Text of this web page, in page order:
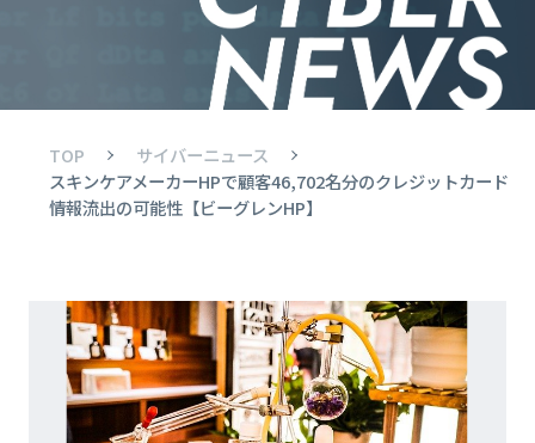
TOP
サイバーニュース
スキンケアメーカーHPで顧客46,702名分のクレジットカード
情報流出の可能性【ビーグレンHP】